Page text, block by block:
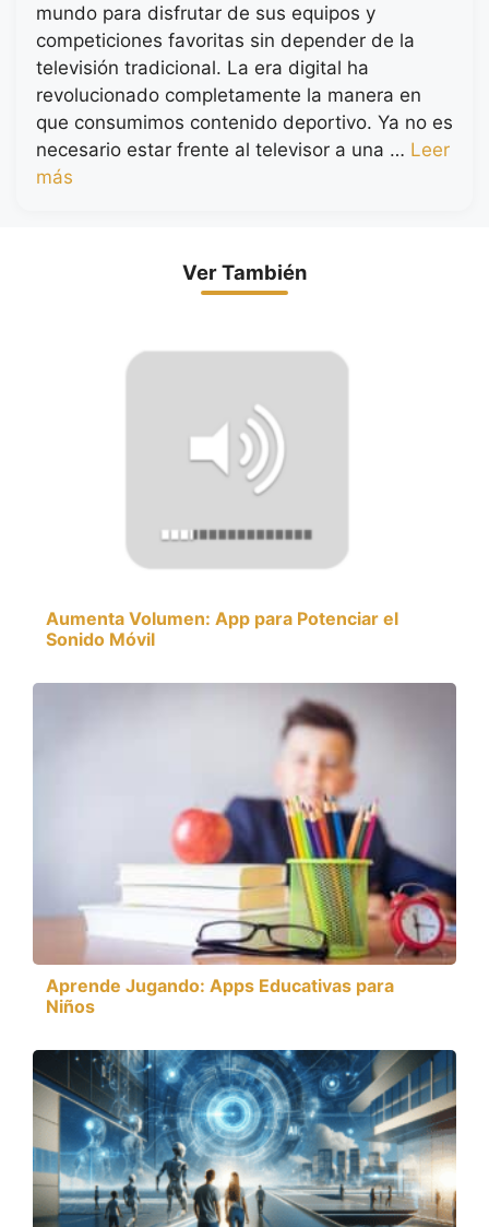
mundo para disfrutar de sus equipos y
competiciones favoritas sin depender de la
televisión tradicional. La era digital ha
revolucionado completamente la manera en
que consumimos contenido deportivo. Ya no es
necesario estar frente al televisor a una … Leer
más
Ver También
Aumenta Volumen: App para Potenciar el
Sonido Móvil
Aprende Jugando: Apps Educativas para
Niños